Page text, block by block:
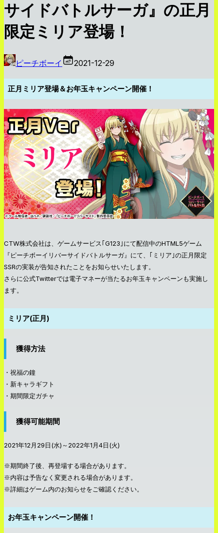
サイドバトルサーガ』の正月
限定ミリア登場！
ピーチボーイ 2021-12-29
正月ミリア登場＆お年玉キャンペーン開催！
CTW株式会社は、ゲームサービス｢G123｣にて配信中のHTML5ゲーム
『ピーチボーイリバーサイドバトルサーガ』にて、｢ミリア｣の正月限定
SSRの実装が告知されたことをお知らせいたします。
さらに公式Twitterでは電子マネーが当たるお年玉キャンペーンも実施し
ます。
ミリア(正月)
獲得方法
・祝福の鐘
・新キャラギフト
・期間限定ガチャ
獲得可能期間
2021年12月29日(水)～2022年1月4日(火)
※期間終了後、再登場する場合があります。
※内容は予告なく変更される場合があります。
※詳細はゲーム内のお知らせをご確認ください。
お年玉キャンペーン開催！